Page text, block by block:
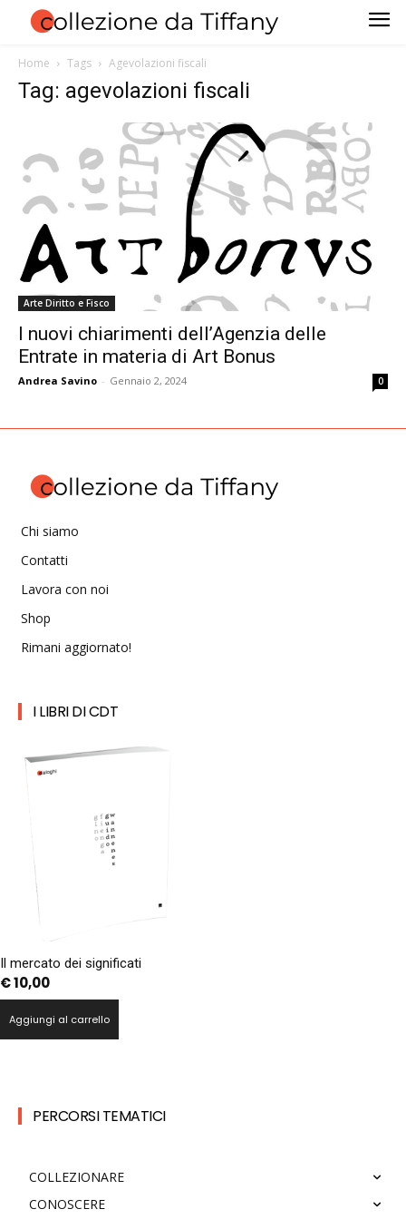
Home Tags Agevolazioni fiscali
Tag: agevolazioni fiscali
Arte Diritto e Fisco
I nuovi chiarimenti dell’Agenzia delle
Entrate in materia di Art Bonus
Andrea Savino - Gennaio 2, 2024 0
Chi siamo
Contatti
Lavora con noi
Shop
Rimani aggiornato!
I LIBRI DI CDT
Il mercato dei significati
€10,00
Aggiungi al carrello
PERCORSI TEMATICI
COLLEZIONARE
CONOSCERE